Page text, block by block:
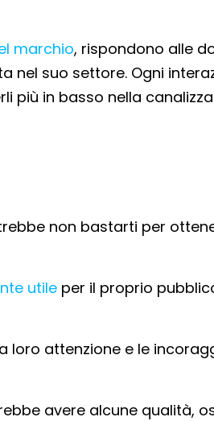
marchio, rispondono alle
nel suo settore. Ogni
più in basso nella
non bastarti per
utile per il proprio
loro attenzione e le
avere alcune qualità,